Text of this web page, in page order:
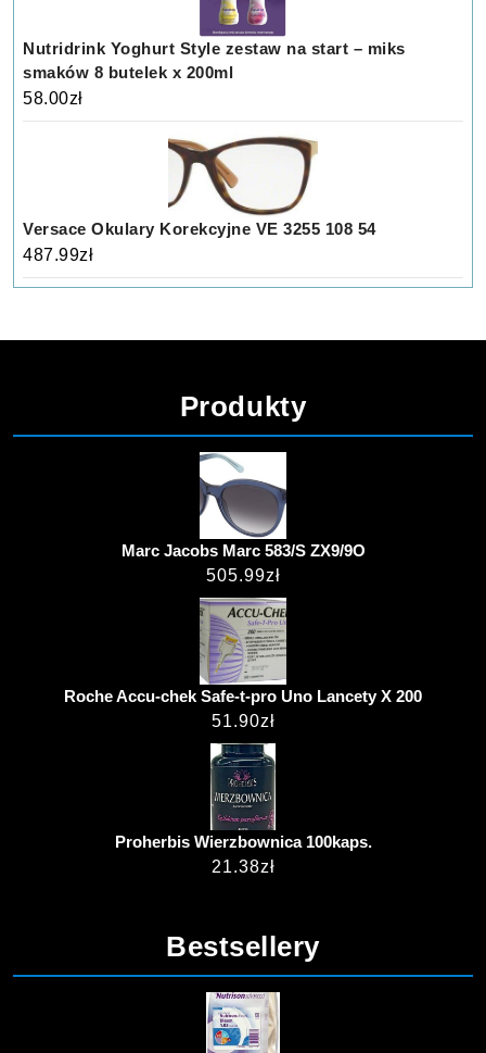
Nutridrink Yoghurt Style zestaw na start – miks
smaków 8 butelek x 200ml
58.00zł
Versace Okulary Korekcyjne VE 3255 108 54
487.99zł
Produkty
Marc Jacobs Marc 583/S ZX9/9O
505.99zł
Roche Accu-chek Safe-t-pro Uno Lancety X 200
51.90zł
Proherbis Wierzbownica 100kaps.
21.38zł
Bestsellery